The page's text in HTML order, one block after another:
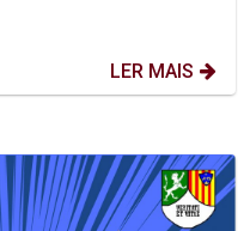
LER MAIS